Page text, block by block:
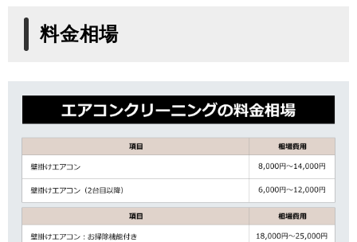
料金相場